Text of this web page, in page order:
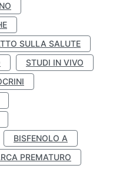
SULLA SALUTE
STUDI IN VIVO
BISFENOLO A
PREMATURO